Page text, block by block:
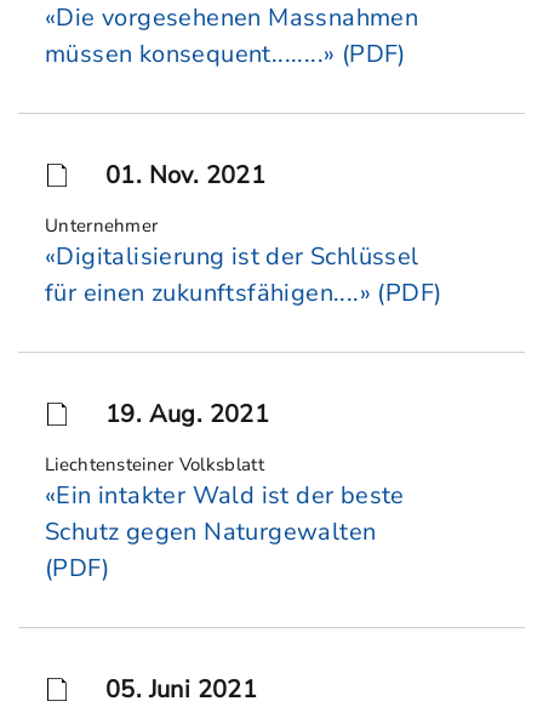
«Die vorgesehenen Massnahmen
müssen konsequent........» (PDF)
«Digitalisierung ist der Schlüssel
für einen zukunftsfähigen....» (PDF)
Unternehmer
01. Nov. 2021
«Ein intakter Wald ist der beste
Schutz gegen Naturgewalten
(PDF)
Liechtensteiner Volksblatt
19. Aug. 2021
05. Juni 2021